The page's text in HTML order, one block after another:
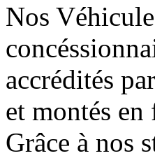
Nos
accrédités
et montés
Grâce à nos